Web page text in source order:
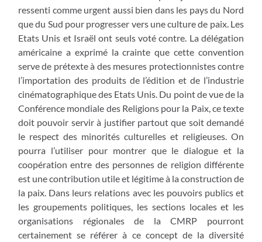
ressenti comme urgent aussi bien dans les pays du Nord
que du Sud pour progresser vers une culture de paix. Les
Etats Unis et Israël ont seuls voté contre. La délégation
américaine a exprimé la crainte que cette convention
serve de prétexte à des mesures protectionnistes contre
l’importation des produits de l’édition et de l’industrie
cinématographique des Etats Unis. Du point de vue de la
Conférence mondiale des Religions pour la Paix, ce texte
doit pouvoir servir à justifier partout que soit demandé
le respect des minorités culturelles et religieuses. On
pourra l’utiliser pour montrer que le dialogue et la
coopération entre des personnes de religion différente
est une contribution utile et légitime à la construction de
la paix. Dans leurs relations avec les pouvoirs publics et
les groupements politiques, les sections locales et les
organisations régionales de la CMRP pourront
certainement se référer à ce concept de la diversité